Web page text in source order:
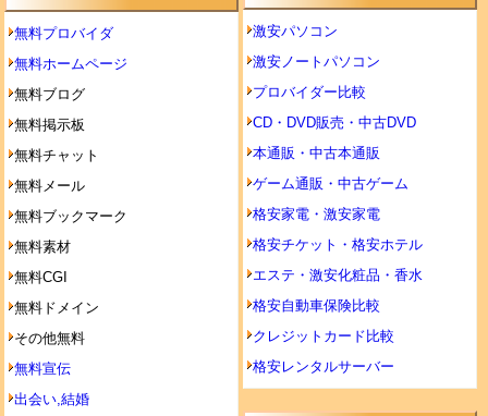
無料プロバイダ
無料ホームページ
無料ブログ
無料掲示板
無料チャット
無料メール
無料ブックマーク
無料素材
無料CGI
無料ドメイン
その他無料
無料宣伝
出会い,結婚
激安パソコン
激安ノートパソコン
プロバイダー比較
CD・DVD販売・中古DVD
本通販・中古本通販
ゲーム通販・中古ゲーム
格安家電・激安家電
格安チケット・格安ホテル
エステ・激安化粧品・香水
格安自動車保険比較
クレジットカード比較
格安レンタルサーバー